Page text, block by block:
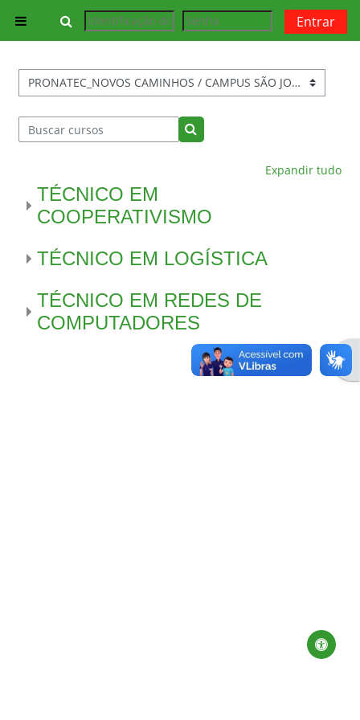
Ir para o conteúdo principal
Painel lateral
Alternar entrada de pesquisa Entrar
Categorias de Cursos
Buscar cursos
Buscar cursos
Expandir tudo
TÉCNICO EM
COOPERATIVISMO
TÉCNICO EM LOGÍSTICA
TÉCNICO EM REDES DE
COMPUTADORES